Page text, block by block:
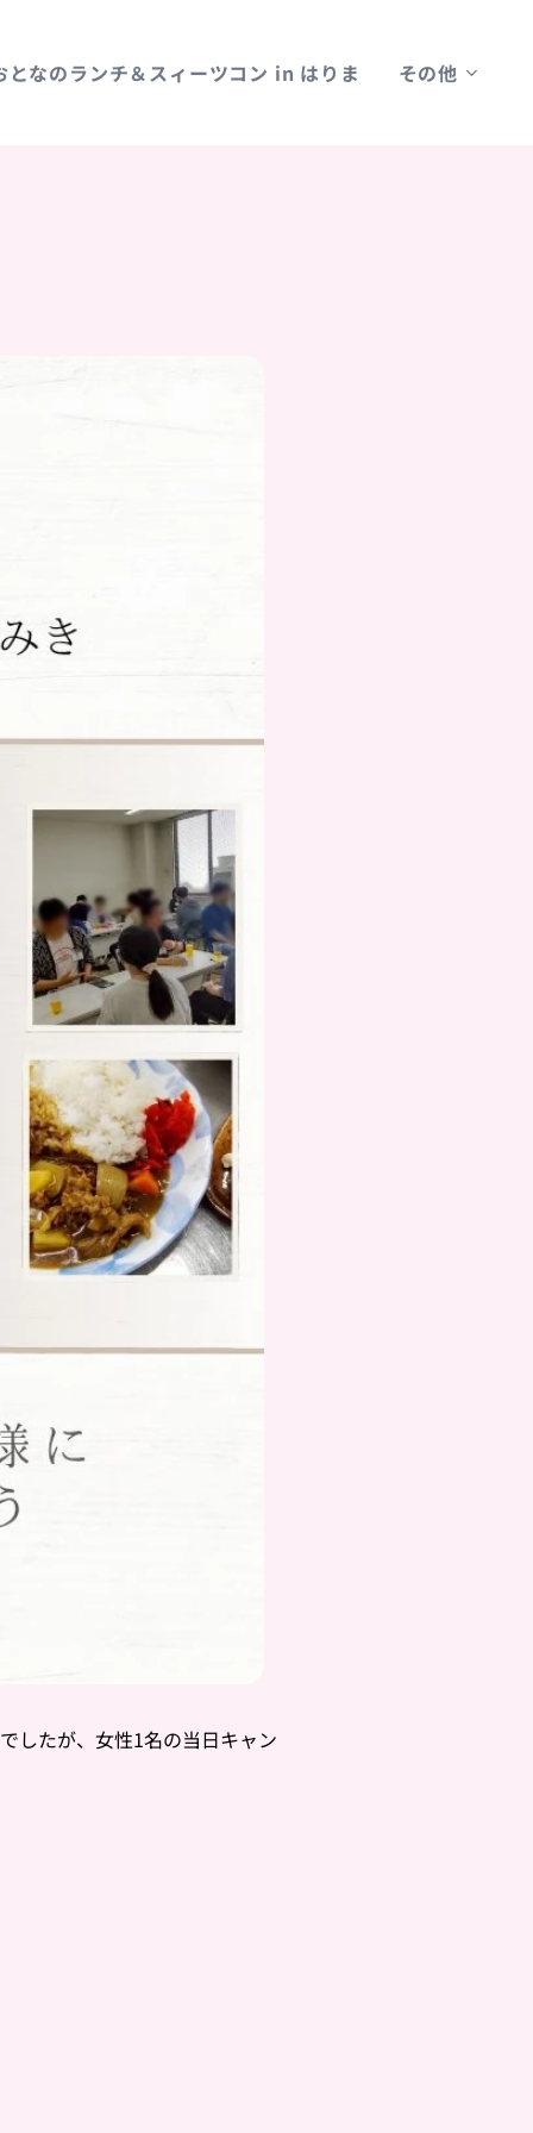
なのランチ＆スィーツコン in はりま その他
したが、女性1名の当日キャン